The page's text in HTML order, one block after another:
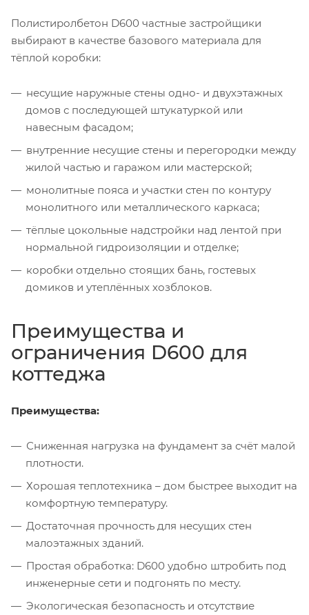
Полистиролбетон D600 частные застройщики
выбирают в качестве базового материала для
тёплой коробки:
несущие наружные стены одно- и двухэтажных
домов с последующей штукатуркой или
навесным фасадом;
внутренние несущие стены и перегородки между
жилой частью и гаражом или мастерской;
монолитные пояса и участки стен по контуру
монолитного или металлического каркаса;
тёплые цокольные надстройки над лентой при
нормальной гидроизоляции и отделке;
коробки отдельно стоящих бань, гостевых
домиков и утеплённых хозблоков.
Преимущества и
ограничения D600 для
коттеджа
Преимущества:
Сниженная нагрузка на фундамент за счёт малой
плотности.
Хорошая теплотехника – дом быстрее выходит на
комфортную температуру.
Достаточная прочность для несущих стен
малоэтажных зданий.
Простая обработка: D600 удобно штробить под
инженерные сети и подгонять по месту.
Экологическая безопасность и отсутствие